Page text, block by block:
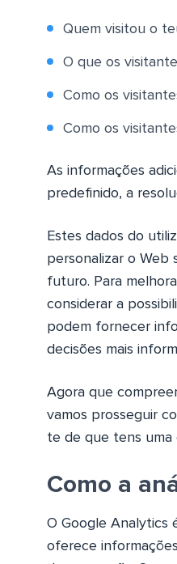
Quem visitou o
O que os
Como os
Como os
As informações
predefinido, a
Estes dados do
personalizar o Web
futuro. Para
considerar a
podem fornecer
decisões mais
Agora que
vamos prosseguir
te de que tens uma
Como a
O Google Analytics
oferece